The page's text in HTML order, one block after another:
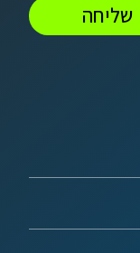
שליחה